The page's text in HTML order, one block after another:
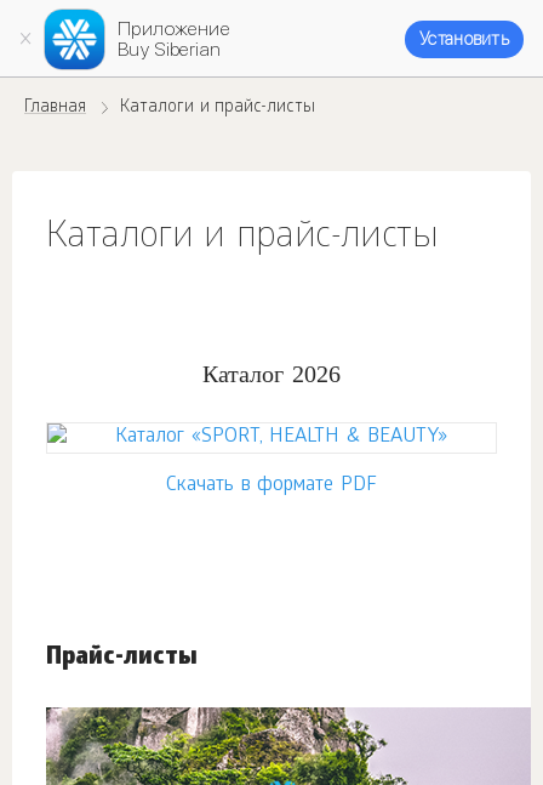
Приложение
Buy Siberian
Установить
Главная Каталоги и прайс-листы
Каталоги и прайс-листы
Каталог 2026
Скачать в формате PDF
Прайс-листы